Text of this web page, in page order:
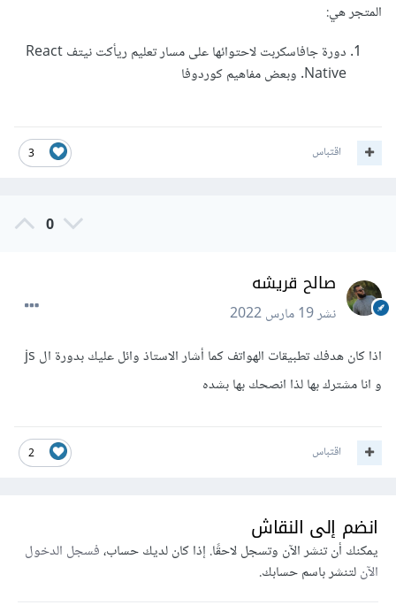
المتجر هي:
دورة جافاسكربت لاحتوائها على مسار تعليم ريأكت نيتف React
Native. وبعض مفاهيم كوردوفا
3 اقتباس
0
صالح قريشه
نشر19 مارس 2022
اذا كان هدفك تطبيقات الهواتف كما أشار الاستاذ وائل عليك بدورة ال js
و انا مشترك بها لذا انصحك بها بشده
2 اقتباس
انضم إلى النقاش
يمكنك أن تنشر الآن وتسجل لاحقًا. إذا كان لديك حساب،فسجل الدخول
الآنلتنشر باسم حسابك.